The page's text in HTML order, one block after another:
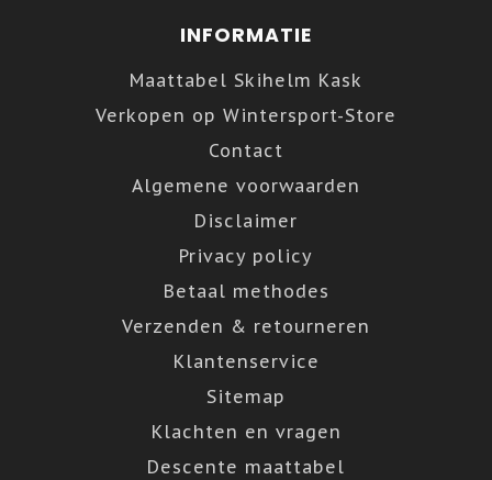
INFORMATIE
Maattabel Skihelm Kask
Verkopen op Wintersport-Store
Contact
Algemene voorwaarden
Disclaimer
Privacy policy
Betaal methodes
Verzenden & retourneren
Klantenservice
Sitemap
Klachten en vragen
Descente maattabel